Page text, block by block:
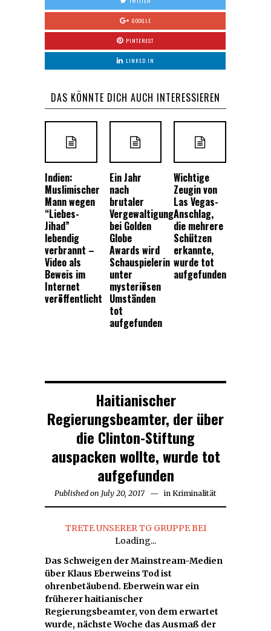
GOOGLE
PINTEREST
LINKED IN
DAS KÖNNTE DICH AUCH INTERESSIEREN
Indien:
Muslimischer
Mann wegen
“Liebes-
Jihad”
lebendig
verbrannt –
Video als
Beweis im
Internet
veröffentlicht
Ein Jahr
nach
brutaler
Vergewaltigung
bei Golden
Globe
Awards wird
Schauspielerin
unter
mysteriösen
Umständen
tot
aufgefunden
Wichtige
Zeugin von
Las Vegas-
Anschlag,
die mehrere
Schützen
erkannte,
wurde tot
aufgefunden
Haitianischer
Regierungsbeamter, der über
die Clinton-Stiftung
auspacken wollte, wurde tot
aufgefunden
Published on July 20, 2017 July
20,
in Kriminalität
TRETE UNSERER TG GRUPPE BEI
Loading...
Das Schweigen der Mainstream-Medien
über Klaus Eberweins Tod ist
ohrenbetäubend. Eberwein war ein
früherer haitianischer
Regierungsbeamter, von dem erwartet
wurde, nächste Woche das Ausmaß der